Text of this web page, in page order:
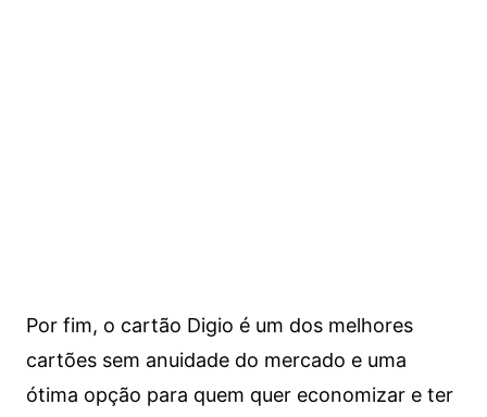
Por fim, o cartão Digio é um dos melhores
cartões sem anuidade do mercado e uma
ótima opção para quem quer economizar e ter